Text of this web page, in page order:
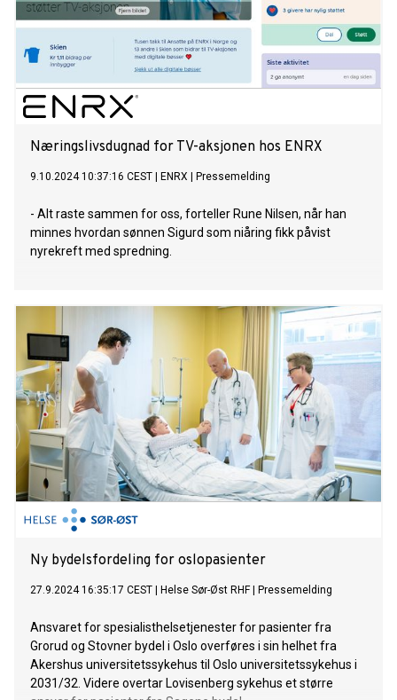
Næringslivsdugnad for TV-aksjonen hos ENRX
9.10.2024 10:37:16 CEST ENRX Pressemelding
- Alt raste sammen for oss, forteller Rune Nilsen, når han
minnes hvordan sønnen Sigurd som niåring fikk påvist
nyrekreft med spredning.
Ny bydelsfordeling for oslopasienter
27.9.2024 16:35:17 CEST Helse Sør-Øst RHF| Pressemelding
Ansvaret for spesialisthelsetjenester for pasienter fra
Grorud og Stovner bydel i Oslo overføres i sin helhet fra
Akershus universitetssykehus til Oslo universitetssykehus i
2031/32. Videre overtar Lovisenberg sykehus et større